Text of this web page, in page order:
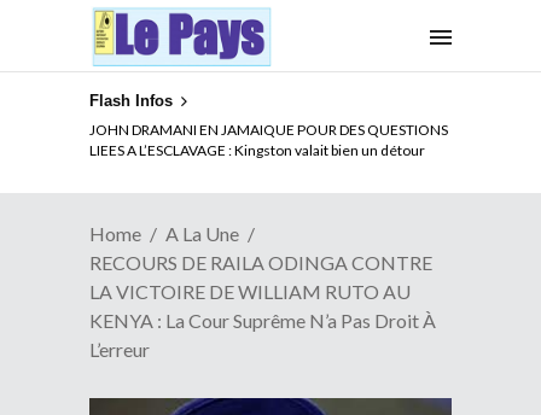
Flash Infos
JOHN DRAMANI EN JAMAIQUE POUR DES QUESTIONS
LIEES A L’ESCLAVAGE : Kingston valait bien un détour
ELECTION DE TALON A LA TETE DU SENAT BENINOIS :
Quand Patrice quitte le pouvoir sans partir !
Home
A La Une
RECOURS DE RAILA ODINGA CONTRE
LA VICTOIRE DE WILLIAM RUTO AU
KENYA : La Cour Suprême N’a Pas Droit À
L’erreur